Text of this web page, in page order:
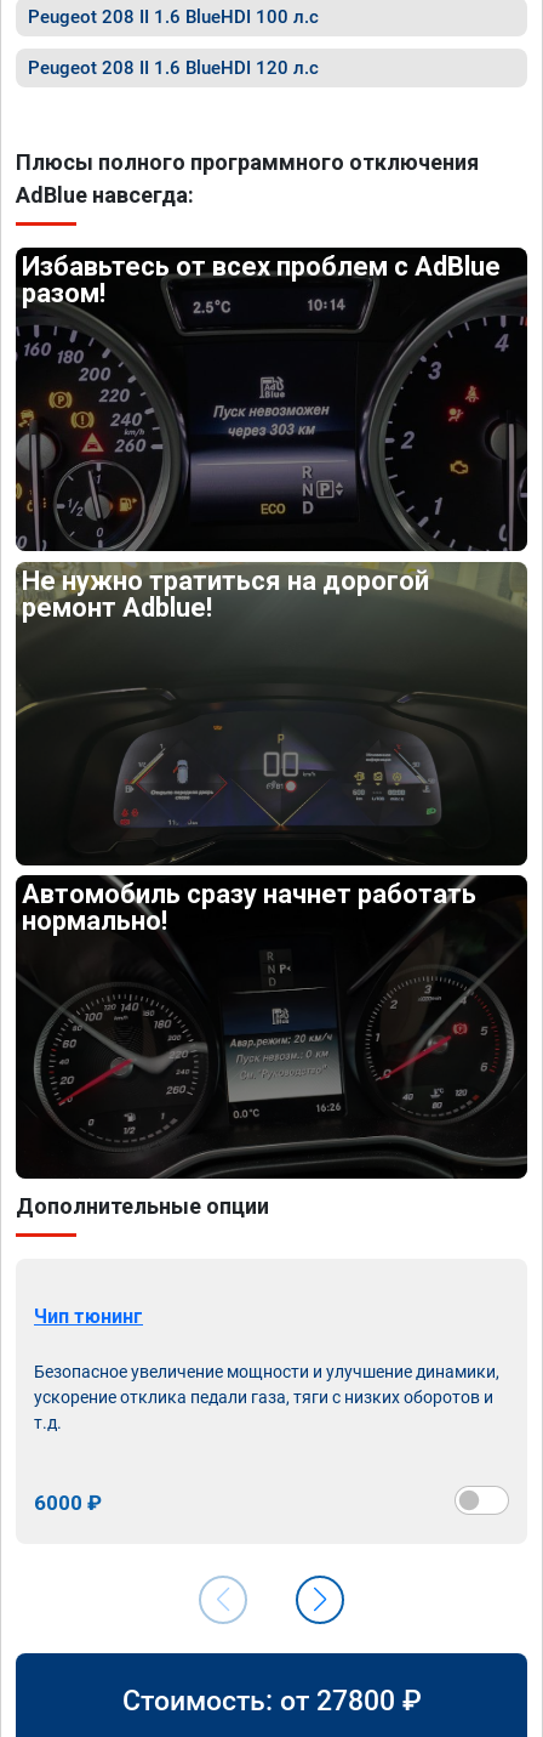
Peugeot 208 II 1.6 BlueHDI 100 л.с
Peugeot 208 II 1.6 BlueHDI 120 л.с
Плюсы полного программного отключения
AdBlue навсегда:
Избавьтесь от всех проблем с AdBlue
разом!
Не нужно тратиться на дорогой
ремонт Adblue!
Автомобиль сразу начнет работать
нормально!
Дополнительные опции
Чип тюнинг
Безопасное увеличение мощности и улучшение динамики,
ускорение отклика педали газа, тяги с низких оборотов и
т.д.
6000 ₽
Стоимость: от 27800 ₽